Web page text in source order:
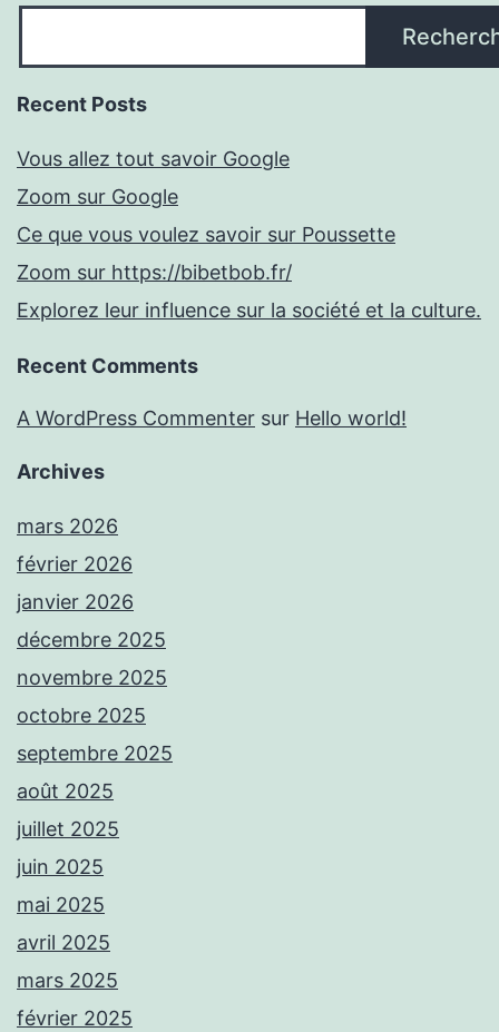
Recent Posts
Vous allez tout savoir Google
Zoom sur Google
Ce que vous voulez savoir sur Poussette
Zoom sur https://bibetbob.fr/
Explorez leur influence sur la société et la culture.
Recent Comments
A WordPress Commenter sur Hello world!
Archives
mars 2026
février 2026
janvier 2026
décembre 2025
novembre 2025
octobre 2025
septembre 2025
août 2025
juillet 2025
juin 2025
mai 2025
avril 2025
mars 2025
février 2025